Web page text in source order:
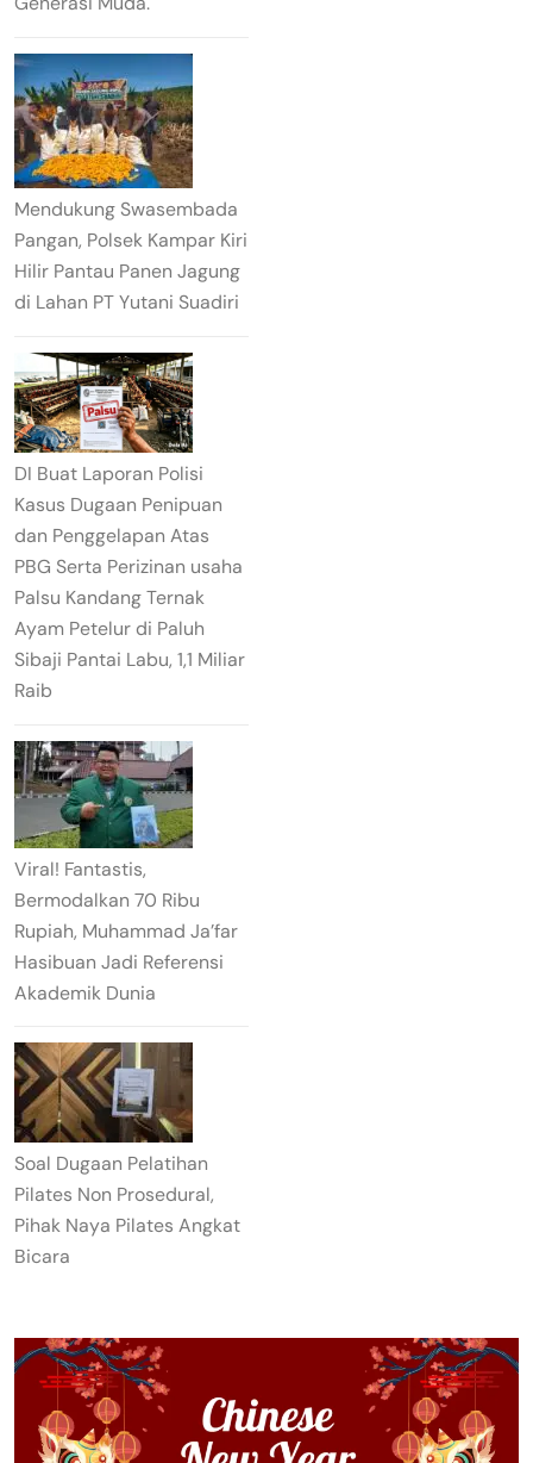
Mendukung Swasembada
Pangan, Polsek Kampar Kiri
Hilir Pantau Panen Jagung
di Lahan PT Yutani Suadiri
DI Buat Laporan Polisi
Kasus Dugaan Penipuan
dan Penggelapan Atas
PBG Serta Perizinan usaha
Palsu Kandang Ternak
Ayam Petelur di Paluh
Sibaji Pantai Labu, 1,1 Miliar
Raib
Viral! Fantastis,
Bermodalkan 70 Ribu
Rupiah, Muhammad Ja’far
Hasibuan Jadi Referensi
Akademik Dunia
Soal Dugaan Pelatihan
Pilates Non Prosedural,
Pihak Naya Pilates Angkat
Bicara